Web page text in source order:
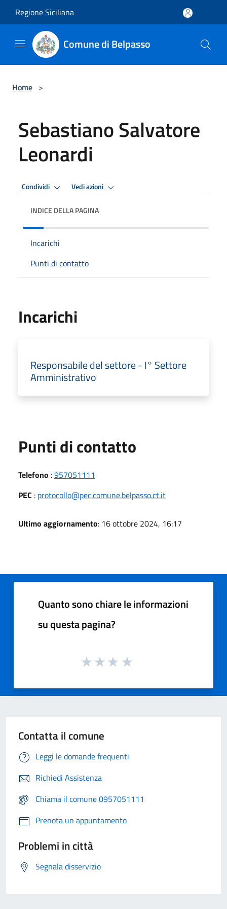
Regione Siciliana
Comune di Belpasso
Home >
Sebastiano Salvatore
Leonardi
Condividi Vedi azioni
INDICE DELLA PAGINA
Incarichi
Punti di contatto
Incarichi
Responsabile del settore - I° Settore
Amministrativo
Punti di contatto
Telefono :957051111
PEC : protocollo@pec.comune.belpasso.ct.it
Ultimo aggiornamento: 16 ottobre 2024, 16:17
Quanto sono chiare le informazioni
su questa pagina?
Contatta il comune
Leggi le domande frequenti
Richiedi Assistenza
Chiama il comune 0957051111
Prenota un appuntamento
Problemi in città
Segnala disservizio